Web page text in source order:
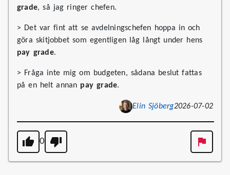
grade, så jag ringer chefen.
> Det var fint att se avdelningschefen hoppa in och
göra skitjobbet som egentligen låg långt under hens
pay grade.
> Fråga inte mig om budgeten, sådana beslut fattas
på en helt annan pay grade.
Elin Sjöberg2026-07-02
0